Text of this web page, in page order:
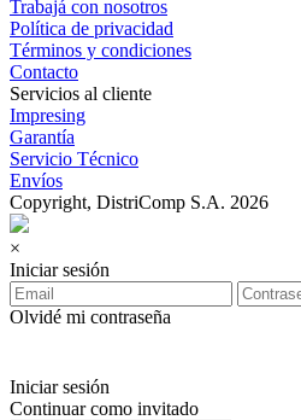
Trabajá con nosotros
Política de privacidad
Términos y condiciones
Contacto
Servicios al cliente
Impresing
Garantía
Servicio Técnico
Envíos
Copyright, DistriComp S.A. 2026
×
Iniciar sesión
Olvidé mi contraseña
Iniciar sesión
Continuar como invitado